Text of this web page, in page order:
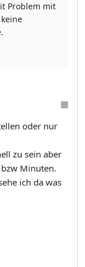
Problem mit
oder nur
zu sein aber
Minuten.
ich da was